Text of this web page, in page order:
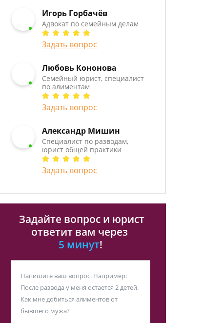
Игорь Горбачёв
Адвокат по семейным делам
Задать вопрос
Любовь Кононова
Семейный юрист, специалист
по алиментам
Задать вопрос
Александр Мишин
Специалист по разводам,
юрист общей практики
Задать вопрос
Задайте вопрос и юрист
ответит вам через
5 минут!